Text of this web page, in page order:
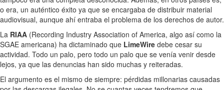
o era, un auténtico éxito ya que se encargaba de distribuir material
audiovisual, aunque ahí entraba el problema de los derechos de autor.
La RIAA (Recording Industry Association of America, algo así como la
SGAE americana) ha dictaminado que LimeWire debe cesar su
actividad. Todo un palo, pero todo un palo que se venía venir desde
lejos, ya que las denuncias han sido muchas y reiteradas.
El argumento es el mismo de siempre: pérdidas millonarias causadas